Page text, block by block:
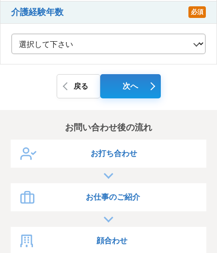
介護経験年数 必須
戻る 次へ
お問い合わせ後の流れ
お打ち合わせ
お仕事のご紹介
顔合わせ